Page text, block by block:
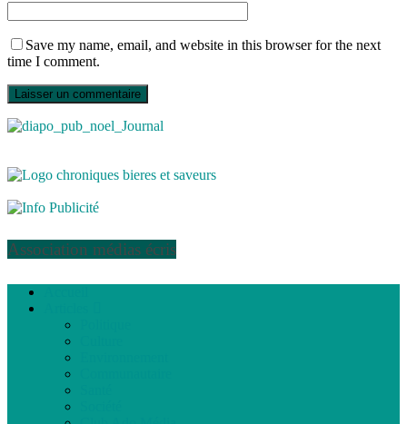
Save my name, email, and website in this browser for the next
time I comment.
Association médias écris